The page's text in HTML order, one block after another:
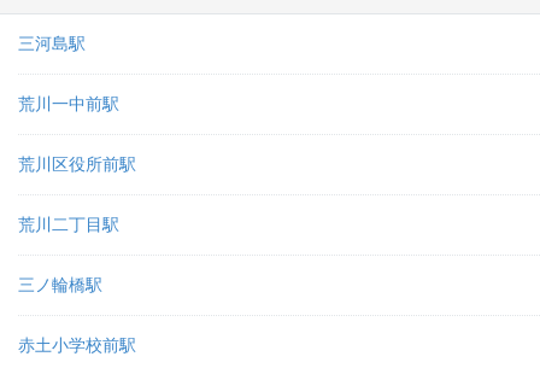
三河島駅
荒川一中前駅
荒川区役所前駅
荒川二丁目駅
三ノ輪橋駅
赤土小学校前駅